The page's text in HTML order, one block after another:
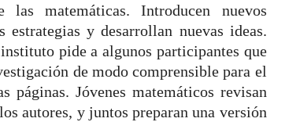
matemáticas. Introducen nuevos
estrategias y desarrollan nuevas ideas.
pide a algunos participantes que
de modo comprensible para el
páginas. Jóvenes matemáticos revisan
autores, y juntos preparan una versión